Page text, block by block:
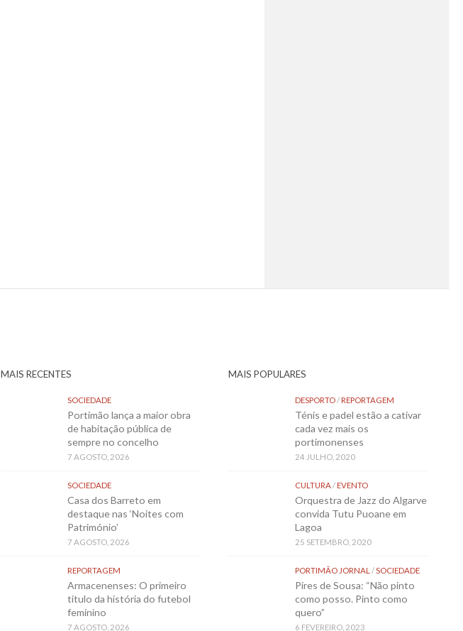
MAIS RECENTES
SOCIEDADE
Portimão lança a maior obra
de habitação pública de
sempre no concelho
7 AGOSTO, 2026
SOCIEDADE
Casa dos Barreto em
destaque nas ‘Noites com
Património’
7 AGOSTO, 2026
REPORTAGEM
Armacenenses: O primeiro
título da história do futebol
feminino
7 AGOSTO, 2026
MAIS POPULARES
DESPORTO/REPORTAGEM
Ténis e padel estão a cativar
cada vez mais os
portimonenses
24 JULHO, 2020
CULTURA/EVENTO
Orquestra de Jazz do Algarve
convida Tutu Puoane em
Lagoa
25 SETEMBRO, 2020
PORTIMÃO JORNAL /SOCIEDADE
Pires de Sousa: “Não pinto
como posso. Pinto como
quero”
6 FEVEREIRO, 2023